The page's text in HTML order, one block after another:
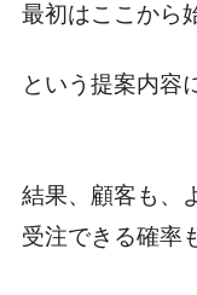
最初はここから
という提案内容
結果、顧客も、
受注できる確率